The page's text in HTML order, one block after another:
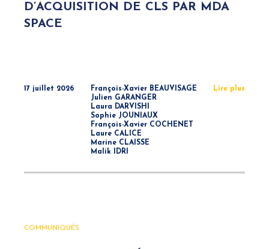
D’ACQUISITION DE CLS PAR MDA
SPACE
17 juillet 2026
François-Xavier BEAUVISAGE
Julien GARANGER
Laura DARVISHI
Sophie JOUNIAUX
François-Xavier COCHENET
Laure CALICE
Marine CLAISSE
Malik IDRI
Lire plus
COMMUNIQUÉS